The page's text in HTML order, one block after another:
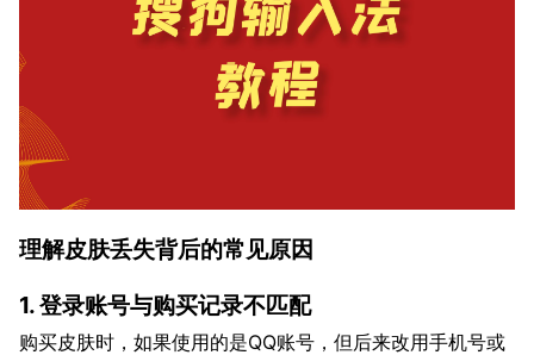
理解皮肤丢失背后的常见原因
1. 登录账号与购买记录不匹配
购买皮肤时，如果使用的是QQ账号，但后来改用手机号或